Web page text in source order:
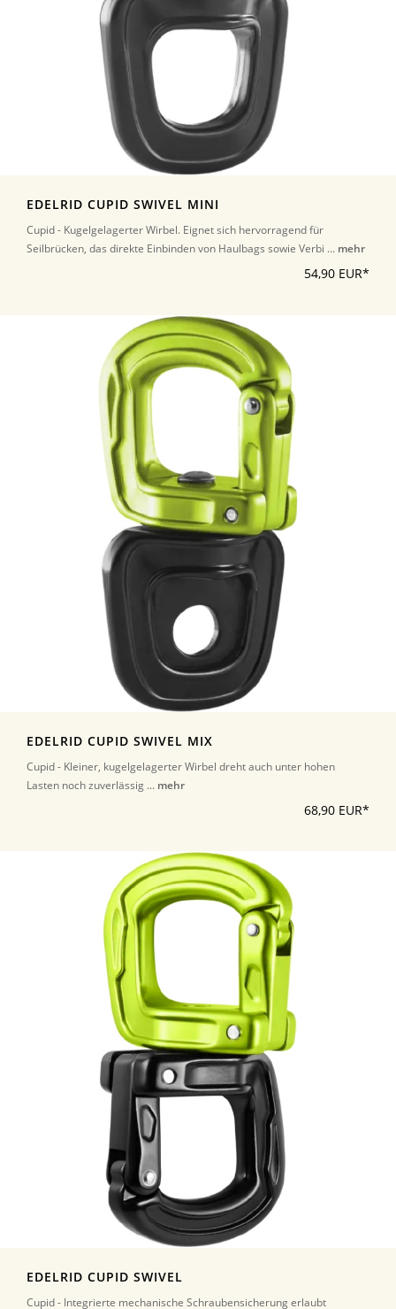
EDELRID CUPID SWIVEL MINI
Cupid - Kugelgelagerter Wirbel. Eignet sich hervorragend für
Seilbrücken, das direkte Einbinden von Haulbags sowie Verbi ... mehr
54,90 EUR*
EDELRID CUPID SWIVEL MIX
Cupid - Kleiner, kugelgelagerter Wirbel dreht auch unter hohen
Lasten noch zuverlässig ... mehr
68,90 EUR*
EDELRID CUPID SWIVEL
Cupid - Integrierte mechanische Schraubensicherung erlaubt